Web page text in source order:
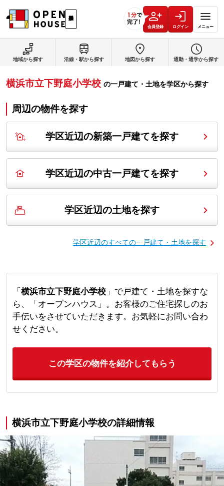
会員登録 ログイン メニュー
地域から探す 沿線・駅から探す 地図から探す 通勤・通学から探す
横浜市立下野庭小学校 の一戸建て・土地を学区から探す
周辺の物件を探す
学区近辺の新築一戸建てを探す
学区近辺の中古一戸建てを探す
学区近辺の土地を探す
学区近辺のすべての一戸建て・土地を探す
「 横浜市立下野庭小学校」で戸建て・土地を探すな
ら、「オープンハウス」。お客様のご住宅探しのお
手伝いをさせていただきます。お気軽にお問い合わ
せください。
この学区の物件を紹介してもらう
横浜市立下野庭小学校の詳細情報